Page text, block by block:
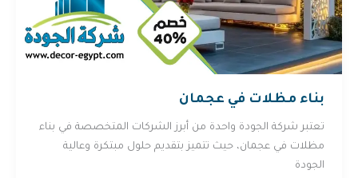
بناء مظلات في عجمان
تعتبر شركة الجودة واحدة من أبرز الشركات المتخصصة في بناء
مظلات في عجمان، حيث تتميز بتقديم حلول مبتكرة وعالية
الجودة